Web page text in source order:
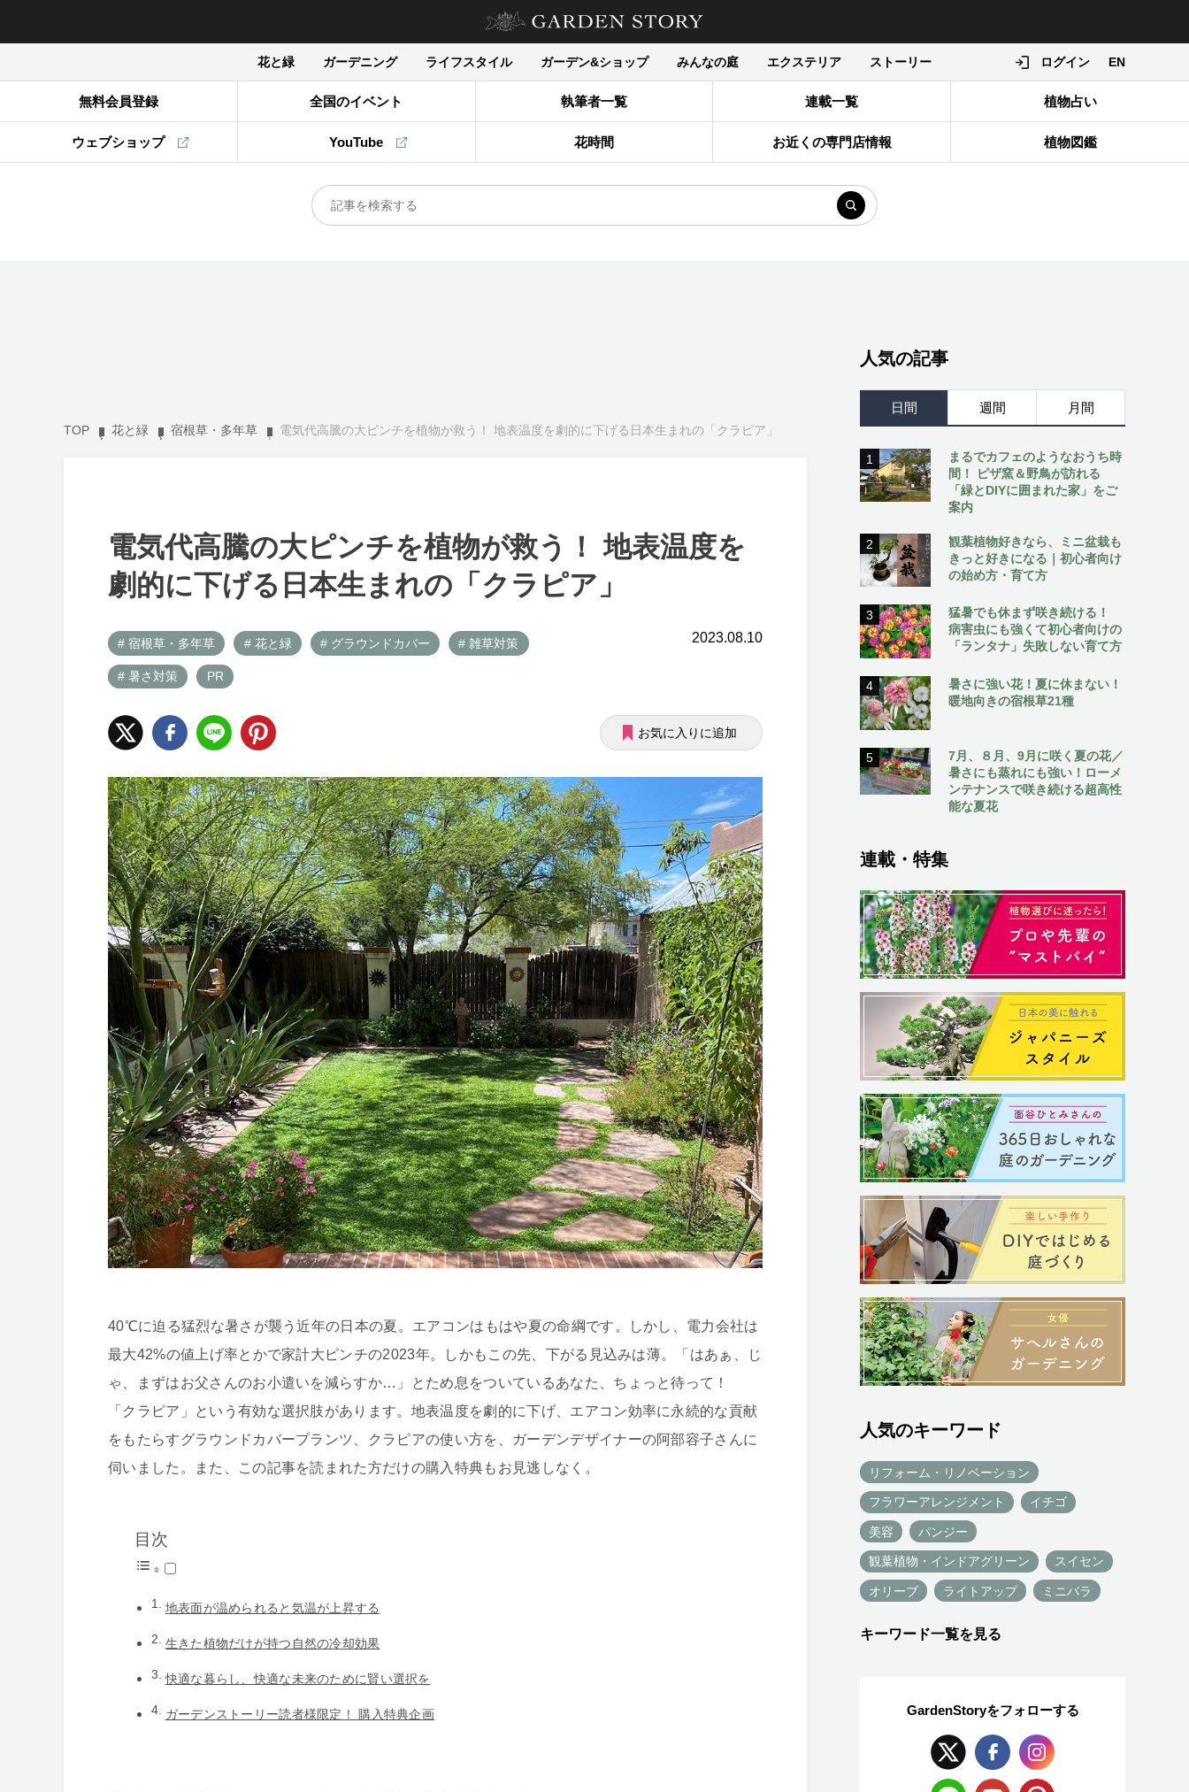
花と緑 ガーデニング ライフスタイル ガーデン&ショップ みんなの庭 エクステリア ストーリー ログイン EN
無料会員登録 全国のイベント 執筆者一覧 連載一覧 植物占い
ウェブショップ YouTube 花時間 お近くの専門店情報 植物図鑑
TOP 花と緑 宿根草・多年草 電気代高騰の大ピンチを植物が救う！ 地表温度を劇的に下げる日本生まれの「クラピア」
電気代高騰の大ピンチを植物が救う！ 地表温度を
劇的に下げる日本生まれの「クラピア」
# 宿根草・多年草 # 花と緑 # グラウンドカバー # 雑草対策
# 暑さ対策 PR
2023.08.10
お気に入りに追加
40℃に迫る猛烈な暑さが襲う近年の日本の夏。エアコンはもはや夏の命綱です。しかし、電力会社は
最大42%の値上げ率とかで家計大ピンチの2023年。しかもこの先、下がる見込みは薄。「はあぁ、じ
ゃ、まずはお父さんのお小遣いを減らすか…」とため息をついているあなた、ちょっと待って！
「クラピア」という有効な選択肢があります。地表温度を劇的に下げ、エアコン効率に永続的な貢献
をもたらすグラウンドカバープランツ、クラピアの使い方を、ガーデンデザイナーの阿部容子さんに
伺いました。また、この記事を読まれた方だけの購入特典もお見逃しなく。
目次
地表面が温められると気温が上昇する
生きた植物だけが持つ自然の冷却効果
快適な暮らし、快適な未来のために賢い選択を
ガーデンストーリー読者様限定！ 購入特典企画
人気の記事
日間 週間 月間
1
まるでカフェのようなおうち時
間！ ピザ窯＆野鳥が訪れる
「緑とDIYに囲まれた家」をご
案内
2
観葉植物好きなら、ミニ盆栽も
きっと好きになる｜初心者向け
の始め方・育て方
3
猛暑でも休まず咲き続ける！
病害虫にも強くて初心者向けの
「ランタナ」失敗しない育て方
4
暑さに強い花！夏に休まない！
暖地向きの宿根草21種
5
7月、８月、9月に咲く夏の花／
暑さにも蒸れにも強い！ローメ
ンテナンスで咲き続ける超高性
能な夏花
連載・特集
人気のキーワード
リフォーム・リノベーション
フラワーアレンジメント イチゴ
美容 パンジー
観葉植物・インドアグリーン スイセン
オリーブ ライトアップ ミニバラ
キーワード一覧を見る
GardenStoryをフォローする